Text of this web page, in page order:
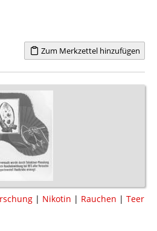
Zum Merkzettel hinzufügen
| Nikotin | Rauchen | Teer